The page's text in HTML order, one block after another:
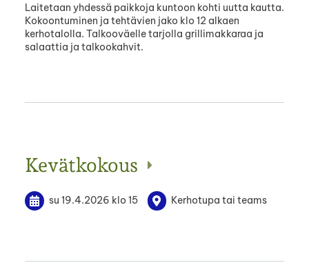
Laitetaan yhdessä paikkoja kuntoon kohti uutta kautta.
Kokoontuminen ja tehtävien jako klo 12 alkaen
kerhotalolla. Talkooväelle tarjolla grillimakkaraa ja
salaattia ja talkookahvit.
Kevätkokous
su 19.4.2026 klo 15 Kerhotupa tai teams